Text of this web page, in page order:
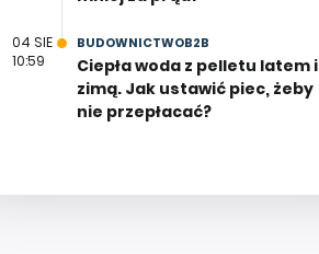
04 SIE
10:59
BUDOWNICTWOB2B
Ciepła woda z pelletu latem i
zimą. Jak ustawić piec, żeby
nie przepłacać?